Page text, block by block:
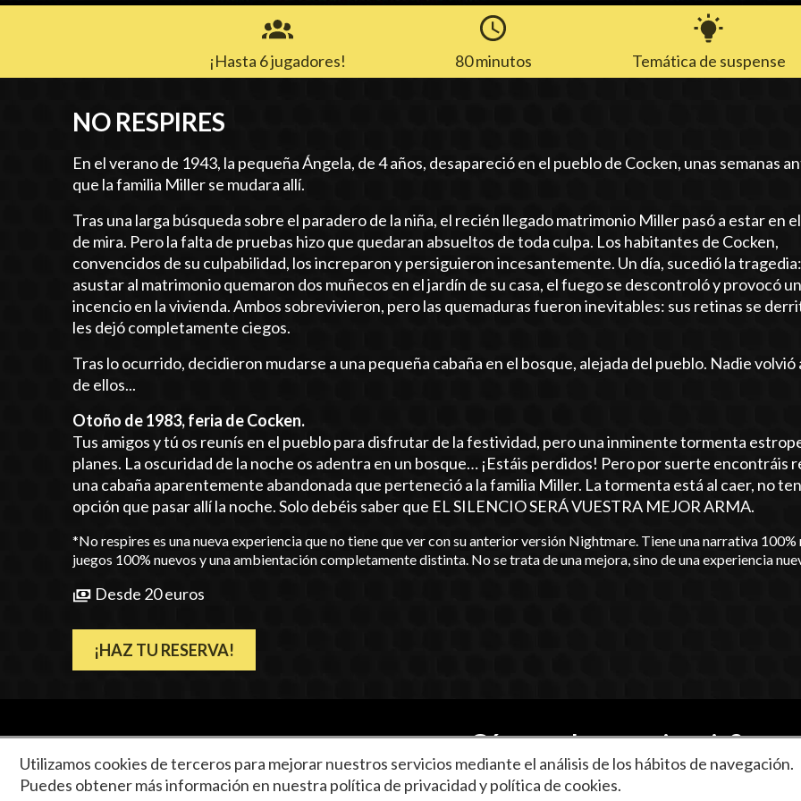
¡Hasta 6 jugadores! 80 minutos Temática de suspense
NO RESPIRES
En el verano de 1943, la pequeña Ángela, de 4 años, desapareció en el pueblo de Cocken, unas semanas
que la familia Miller se mudara allí.
Tras una larga búsqueda sobre el paradero de la niña, el recién llegado matrimonio Miller pasó a estar en
de mira. Pero la falta de pruebas hizo que quedaran absueltos de toda culpa. Los habitantes de Cocken,
convencidos de su culpabilidad, los increparon y persiguieron incesantemente. Un día, sucedió la
asustar al matrimonio quemaron dos muñecos en el jardín de su casa, el fuego se descontroló y provocó
incencio en la vivienda. Ambos sobrevivieron, pero las quemaduras fueron inevitables: sus retinas se
les dejó completamente ciegos.
Tras lo ocurrido, decidieron mudarse a una pequeña cabaña en el bosque, alejada del pueblo. Nadie volvió
de ellos...
Otoño de 1983, feria de Cocken.
Tus amigos y tú os reunís en el pueblo para disfrutar de la festividad, pero una inminente tormenta
planes. La oscuridad de la noche os adentra en un bosque… ¡Estáis perdidos! Pero por suerte encontráis
una cabaña aparentemente abandonada que perteneció a la familia Miller. La tormenta está al caer, no
opción que pasar allí la noche. Solo debéis saber que EL SILENCIO SERÁ VUESTRA MEJOR ARMA.
*No respires es una nueva experiencia que no tiene que ver con su anterior versión Nightmare. Tiene una narrativa 100%
juegos 100% nuevos y una ambientación completamente distinta. No se trata de una mejora, sino de una experiencia
Desde 20 euros
¡HAZ TU RESERVA!
¿Cómo es la experiencia?
No respires es una experiencia 100% nueva de su anterior versión, con una nueva
Utilizamos cookies de terceros para mejorar nuestros servicios mediante el análisis de los hábitos de navegación.
Puedes obtener más información en nuestra política de privacidadypolítica de cookies.